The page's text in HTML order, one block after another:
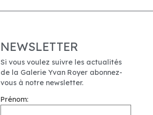
NEWSLETTER
Si vous voulez suivre les actualités
de la Galerie Yvan Royer abonnez-
vous à notre newsletter.
Prénom: